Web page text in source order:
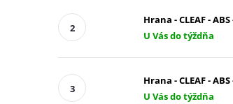
Hrana - CLEAF -
U Vás do týždňa
Hrana - CLEAF -
U Vás do týždňa